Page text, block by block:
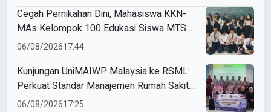
Cegah Pernikahan Dini, Mahasiswa KKN-
MAs Kelompok 100 Edukasi Siswa MTS
Miftahul Ulum Tawangsari
06/08/202617:44
Kunjungan UniMAIWP Malaysia ke RSML:
Perkuat Standar Manajemen Rumah Sakit
Syariah
06/08/202617:25